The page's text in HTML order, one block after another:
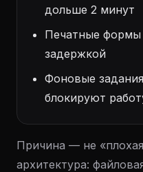
дольше 2 минут
Печатные формы
задержкой
Фоновые
блокируют
Причина — не
архитектура: